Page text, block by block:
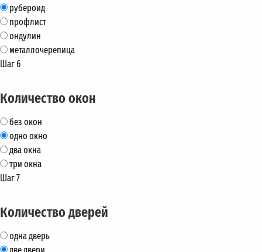
рубероид
профлист
ондулин
металлочерепица
Шаг 6
Количество окон
без окон
одно окно
два окна
три окна
Шаг 7
Количество дверей
одна дверь